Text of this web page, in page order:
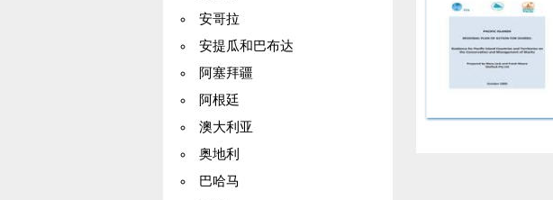
安哥拉
安提瓜和巴布达
阿塞拜疆
阿根廷
澳大利亚
奥地利
巴哈马